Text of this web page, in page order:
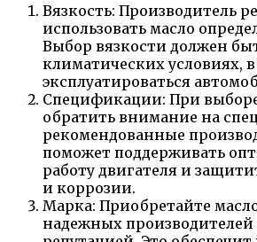
Вязкость: Производитель
использовать масло
Выбор вязкости должен
климатических условиях,
эксплуатироваться
Спецификации: При выборе
обратить внимание на
рекомендованные
поможет поддерживать
работу двигателя и
и коррозии.
Марка: Приобретайте
надежных